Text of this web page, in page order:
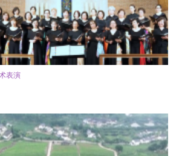
表演